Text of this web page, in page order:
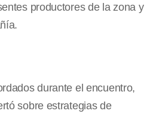
productores de la zona y
durante el encuentro,
sobre estrategias de